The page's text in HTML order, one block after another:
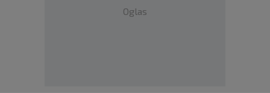
Oglas